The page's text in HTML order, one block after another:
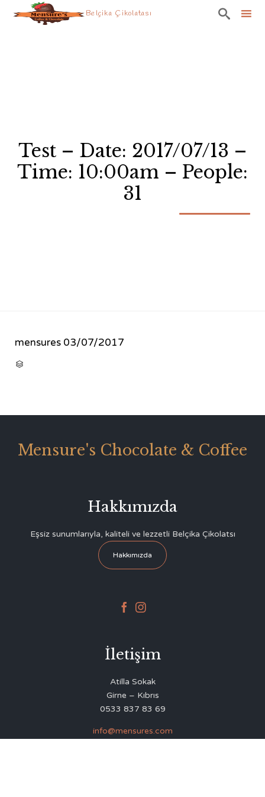
Belçika Çikolatası 
Test – Date: 2017/07/13 –
Time: 10:00am – People:
31
mensures 03/07/2017

Mensure's Chocolate & Coffee
Hakkımızda
Eşsiz sunumlarıyla, kaliteli ve lezzetli Belçika Çikolatsı
Hakkımızda
 
İletişim
Atilla Sokak
Girne – Kıbrıs
0533 837 83 69
info@mensures.com